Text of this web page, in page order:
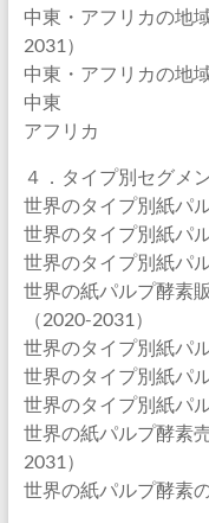
中東・アフリカの地
2031）
中東・アフリカの地
中東
アフリカ
４．タイプ別セグメ
世界のタイプ別紙パ
世界のタイプ別紙パ
世界のタイプ別紙パ
世界の紙パルプ酵素
（2020-2031）
世界のタイプ別紙パ
世界のタイプ別紙パ
世界のタイプ別紙パ
世界の紙パルプ酵素
2031）
世界の紙パルプ酵素